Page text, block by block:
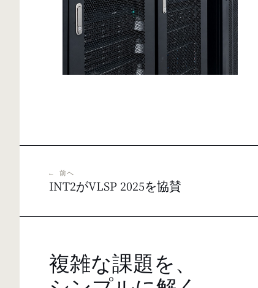
← 前へ
INT2がVLSP 2025を協賛
複雑な課題を、